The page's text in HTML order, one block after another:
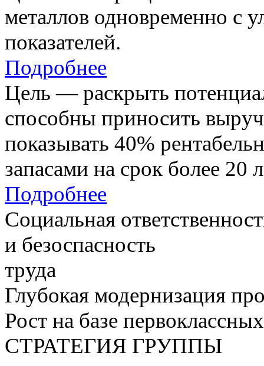
металлов одновременно с
показателей.
Подробнее
Цель — раскрыть
способны приносить
показывать 40%
запасами на срок более 20
Подробнее
Социальная
и безоспасность
труда
Глубокая модернизация
Рост на базе
СТРАТЕГИЯ ГРУППЫ